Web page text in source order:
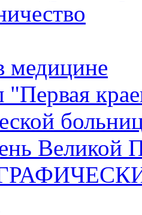
медицине
Великой